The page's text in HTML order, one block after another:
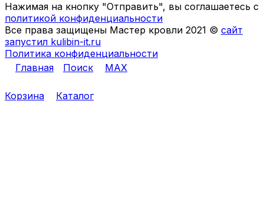
Нажимая на кнопку "Отправить", вы соглашаетесь с
политикой конфиденциальности
Все права защищены Мастер кровли 2021 © сайт
запустил kulibin-it.ru
Политика конфиденциальности
Главная
Поиск MAX
Корзина Каталог